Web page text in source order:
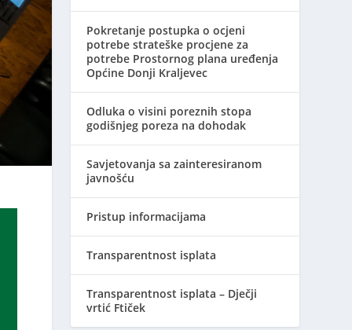
Pokretanje postupka o ocjeni
potrebe strateške procjene za
potrebe Prostornog plana uređenja
Općine Donji Kraljevec
Odluka o visini poreznih stopa
godišnjeg poreza na dohodak
Savjetovanja sa zainteresiranom
javnošću
Pristup informacijama
Transparentnost isplata
Transparentnost isplata – Dječji
vrtić Ftiček